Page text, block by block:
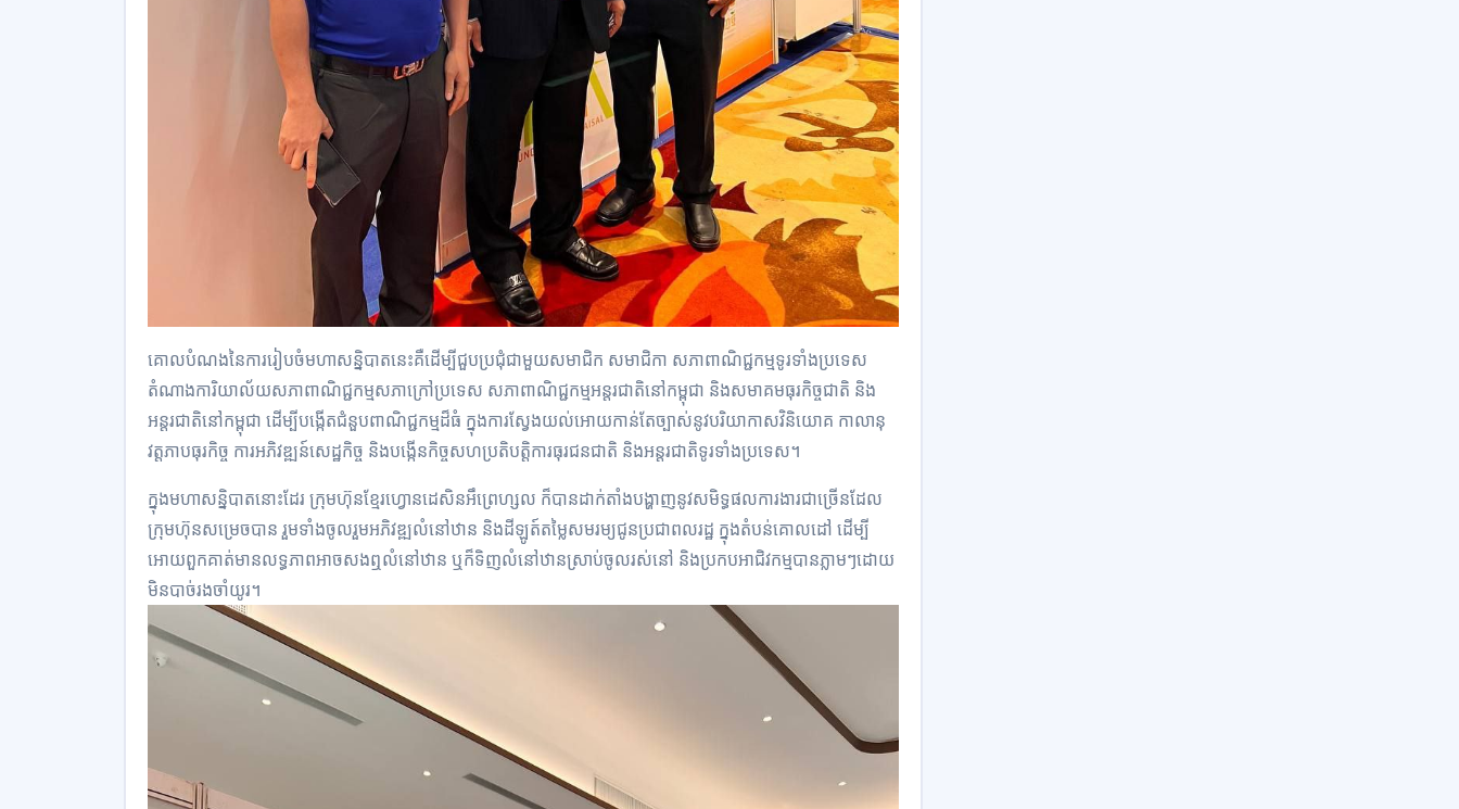
គោលបំណងនៃការរៀបចំមហាសន្និបាតនេះគឺដើម្បីជួបប្រជុំជាមួយសមាជិក សមាជិកា សភាពាណិជ្ជកម្មទូរទាំងប្រទេស
តំណាងការិយាល័យសភាពាណិជ្ជកម្មសភាក្រៅប្រទេស សភាពាណិជ្ជកម្មអន្តរជាតិនៅកម្ពុជា និងសមាគមធុរកិច្ចជាតិ និង
អន្តរជាតិនៅកម្ពុជា ដើម្បីបង្កើតជំនួបពាណិជ្ជកម្មដ៏ធំ ក្នុងការស្វែងយល់អោយកាន់តែច្បាស់នូវបរិយាកាសវិនិយោគ កាលានុ
វត្តភាបធុរកិច្ច ការអភិវឌ្ឍន៍សេដ្ឋកិច្ច និងបង្កើនកិច្ចសហប្រតិបត្តិការធុរជនជាតិ និងអន្តរជាតិទូរទាំងប្រទេស។
ក្នុងមហាសន្និបាតនោះដែរ ក្រុមហ៊ុនខ្មែរហ្វោនដេសិនអឹព្រេហ្សល ក៏បានដាក់តាំងបង្ហាញនូវសមិទ្ធផលការងារជាច្រើនដែល
ក្រុមហ៊ុនសម្រេចបាន រួមទាំងចូលរួមអភិវឌ្ឍលំនៅឋាន និងដីឡូត៍តម្លៃសមរម្យជូនប្រជាពលរដ្ឋ ក្នុងតំបន់គោលដៅ ដើម្បី
អោយពួកគាត់មានលទ្ធភាពអាចសងឮលំនៅឋាន ឬក៏ទិញលំនៅឋានស្រាប់ចូលរស់នៅ និងប្រកបអាជិវកម្មបានភ្លាមៗដោយ
មិនបាច់រងចាំយូរ។